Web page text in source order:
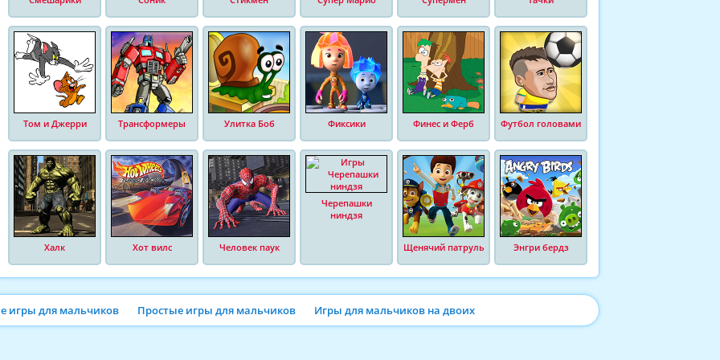
Том и Джерри Трансформеры Улитка Боб Фиксики Финес и Ферб Футбол головами
Халк Хот вилс Человек паук
Черепашки
ниндзя
Щенячий патруль Энгри бердз
игры для мальчиков Простые игры для мальчиков Игры для мальчиков на двоих